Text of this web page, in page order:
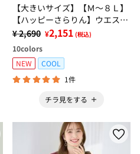
【大きいサイズ】【Ｍ～８Ｌ】
【ハッピーさらりん】ウエスト
タック入りスッキリ魅せコクー
ントップス
¥ 2,690 ¥2,151 (税込)
10colors
NEW
COOL
1件
チラ見をする